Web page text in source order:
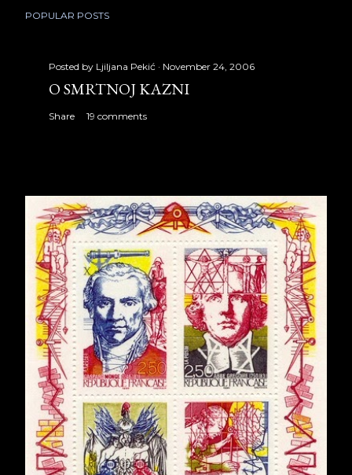
POPULAR POSTS
Posted by Ljiljana Pekić November 24, 2006
O SMRTNOJ KAZNI
Share 19 comments